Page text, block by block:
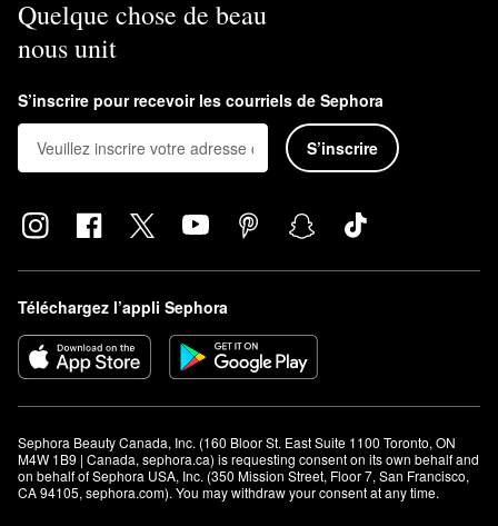
Quelque chose de beau
nous unit
S’inscrire pour recevoir les courriels de Sephora
S’inscrire
Téléchargez l’appli Sephora
Sephora Beauty Canada, Inc. (160 Bloor St. East Suite 1100 Toronto, ON
M4W 1B9 | Canada, sephora.ca) is requesting consent on its own behalf and
on behalf of Sephora USA, Inc. (350 Mission Street, Floor 7, San Francisco,
CA 94105, sephora.com). You may withdraw your consent at any time.